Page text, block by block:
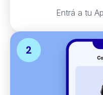
Entrá a tu